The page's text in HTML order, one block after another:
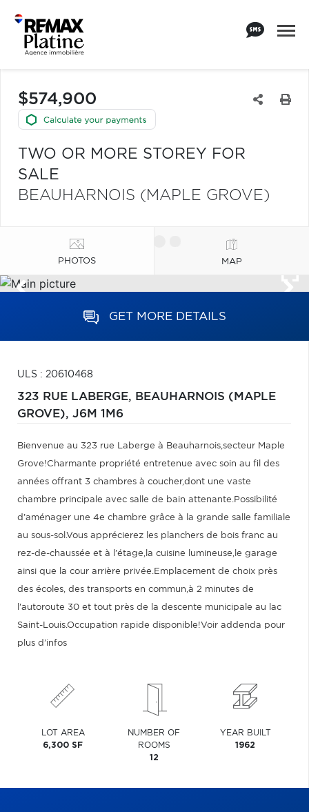
$574,900
TWO OR MORE STOREY FOR
SALE
BEAUHARNOIS (MAPLE GROVE)
PHOTOS MAP
GET MORE DETAILS
ULS : 20610468
323 RUE LABERGE, BEAUHARNOIS (MAPLE
GROVE), J6M 1M6
Bienvenue au 323 rue Laberge à Beauharnois,secteur Maple
Grove!Charmante propriété entretenue avec soin au fil des
années offrant 3 chambres à coucher,dont une vaste
chambre principale avec salle de bain attenante.Possibilité
d'aménager une 4e chambre grâce à la grande salle familiale
au sous-sol.Vous apprécierez les planchers de bois franc au
rez-de-chaussée et à l'étage,la cuisine lumineuse,le garage
ainsi que la cour arrière privée.Emplacement de choix près
des écoles, des transports en commun,à 2 minutes de
l'autoroute 30 et tout près de la descente municipale au lac
Saint-Louis.Occupation rapide disponible!Voir addenda pour
plus d'infos
LOT AREA
6,300 SF
NUMBER OF
ROOMS
12
YEAR BUILT
1962